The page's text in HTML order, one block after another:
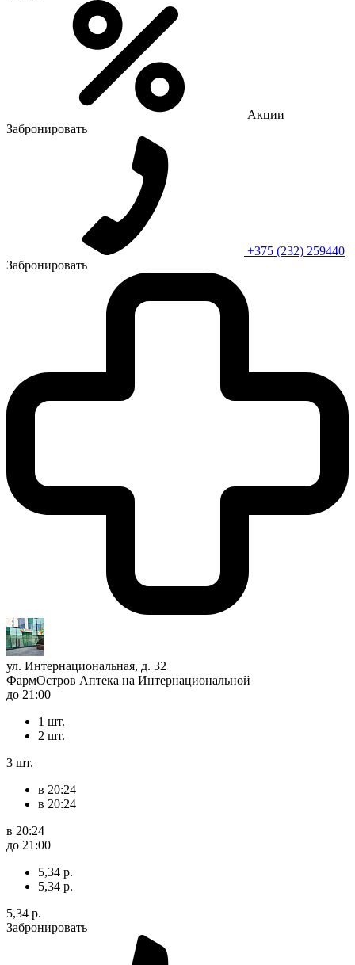
Акции
Забронировать
+375 (232) 259440
Забронировать
ул. Интернациональная, д. 32
ФармОстров Аптека на Интернациональной
до 21:00
1 шт.
2 шт.
3 шт.
в 20:24
в 20:24
в 20:24
до 21:00
5,34 р.
5,34 р.
5,34 р.
Забронировать